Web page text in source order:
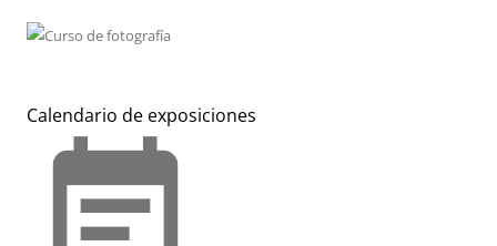
Calendario de exposiciones
event_note